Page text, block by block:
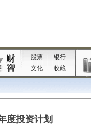
度投资计划